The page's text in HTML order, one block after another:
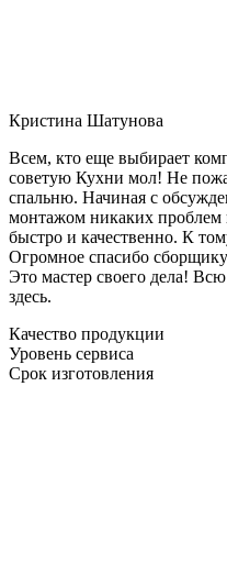
Кристина Шатунова
Всем, кто еще выбирает
советую Кухни мол! Не
спальню. Начиная с
монтажом никаких проблем
быстро и качественно. К
Огромное спасибо сборщику
Это мастер своего дела! Всю
здесь.
Качество продукции
Уровень сервиса
Срок изготовления